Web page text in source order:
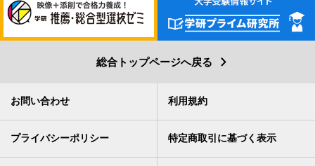
総合トップページへ戻る
お問い合わせ 利用規約
プライバシーポリシー 特定商取引に基づく表示